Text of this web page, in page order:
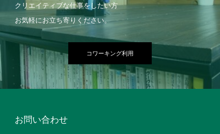
クリエイティブな仕事をしたい方
お気軽にお立ち寄りください。
コワーキング利用
お問い合わせ